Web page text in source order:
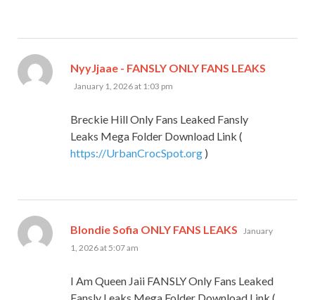
NyyJjaae - FANSLY ONLY FANS LEAKS
January 1, 2026 at 1:03 pm
Breckie Hill Only Fans Leaked Fansly
Leaks Mega Folder Download Link (
https://UrbanCrocSpot.org )
Blondie Sofia ONLY FANS LEAKS says:
January
1, 2026 at 5:07 am
I Am Queen Jaii FANSLY Only Fans Leaked